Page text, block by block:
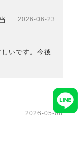
2026-06-23
いです。今後
2026-05-08